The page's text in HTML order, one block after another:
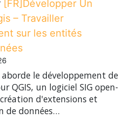
[FR]Développer Un
– Travailler
sur les entités
le développement de
QGIS, un logiciel SIG open-
d'extensions et
de données…